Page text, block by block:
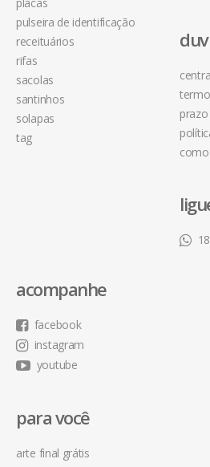
pulseira de identificação
receituários
rifas
sacolas
santinhos
solapas
tag
acompanhe
facebook
instagram
youtube
para você
arte final grátis